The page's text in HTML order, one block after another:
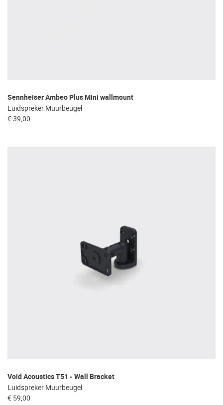
Sennheiser Ambeo Plus Mini wallmount
Luidspreker Muurbeugel
€ 39,00
Void Acoustics T51 - Wall Bracket
Luidspreker Muurbeugel
€ 59,00